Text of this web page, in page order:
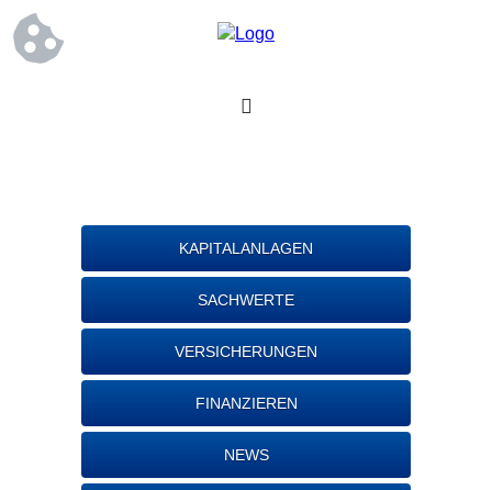
KAPITALANLAGEN
SACHWERTE
VERSICHERUNGEN
FINANZIEREN
NEWS